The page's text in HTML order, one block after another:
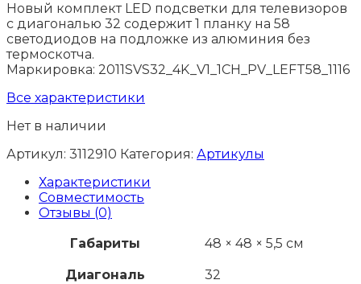
Новый комплект LED подсветки для телевизоров
с диагональю 32 содержит 1 планку на 58
светодиодов на подложке из алюминия без
термоскотча.
Маркировка: 2011SVS32_4K_V1_1CH_PV_LEFT58_1116
Все характеристики
Нет в наличии
Артикул: 3112910 Категория: Артикулы
Характеристики
Совместимость
Отзывы (0)
Габариты
48 × 48 × 5,5 см
Диагональ 32